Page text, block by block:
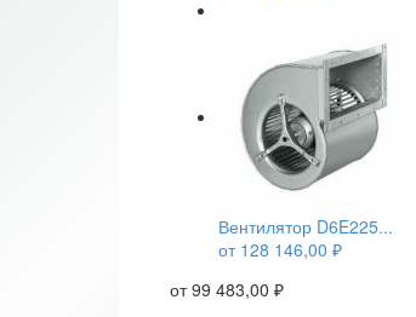
Вентилятор D6E225...
от 128 146,00 ₽
от99 483,00 ₽